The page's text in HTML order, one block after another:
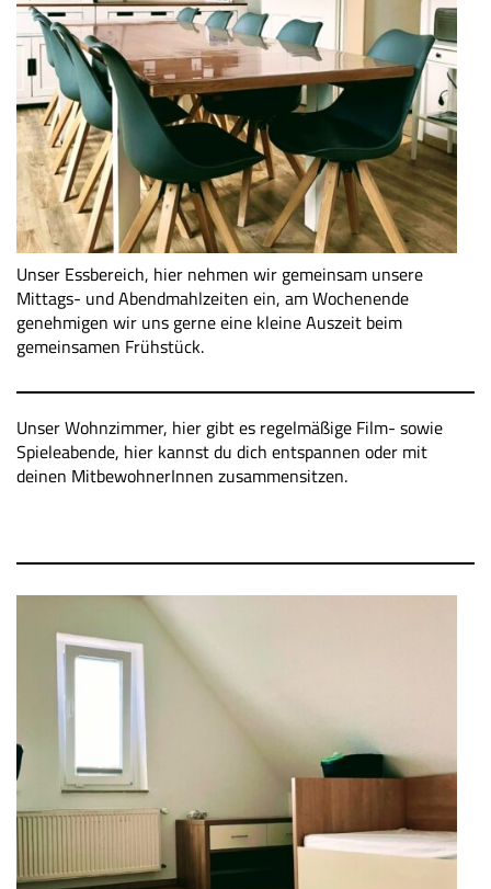
Unser Essbereich, hier nehmen wir gemeinsam unsere
Mittags- und Abendmahlzeiten ein, am Wochenende
genehmigen wir uns gerne eine kleine Auszeit beim
gemeinsamen Frühstück.
Unser Wohnzimmer, hier gibt es regelmäßige Film- sowie
Spieleabende, hier kannst du dich entspannen oder mit
deinen MitbewohnerInnen zusammensitzen.